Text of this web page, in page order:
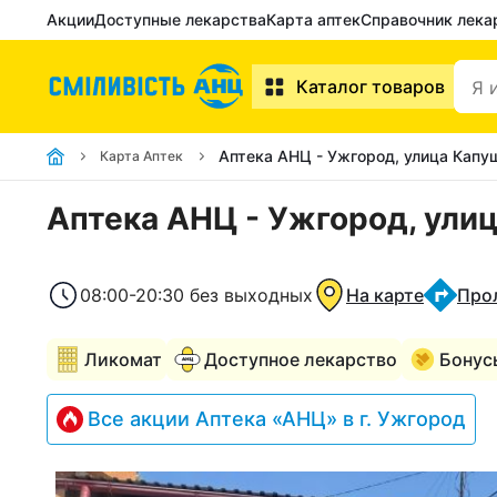
АкцииДоступные лекарстваКарта аптекСправочник
Каталог товаров
Карта Аптек Аптека АНЦ - Ужгород, улица
Аптека АНЦ - Ужгород,
08:00-20:30 без выходных На карте
Ликомат Доступное лекарство
Все акции Аптека «АНЦ» в г. Ужгород